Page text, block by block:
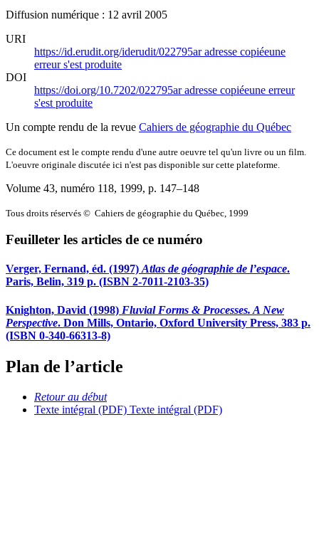
Diffusion numérique : 12 avril 2005
URI
https://id.erudit.org/iderudit/022795aradresse copiéeune
erreur s'est produite
DOI
https://doi.org/10.7202/022795aradresse copiéeune erreur
s'est produite
Un compte rendu de la revue Cahiers de géographie du Québec
Ce document est le compte rendu d'une autre oeuvre tel qu'un livre ou un film.
L'oeuvre originale discutée ici n'est pas disponible sur cette plateforme.
Volume 43, numéro 118, 1999, p. 147–148
Tous droits réservés © Cahiers de géographie du Québec, 1999
Feuilleter les articles de ce numéro
Verger, Fernand, éd. (1997)Atlas de géographie de l’espace.
Paris, Belin, 319 p. (ISBN 2-7011-2103-35)
Knighton, David (1998) Fluvial Forms & Processes. A New
Perspective. Don Mills, Ontario, Oxford University Press, 383 p.
(ISBN 0-340-66313-8)
Plan de l’article
Retour au début
Texte intégral (PDF) Texte intégral (PDF)